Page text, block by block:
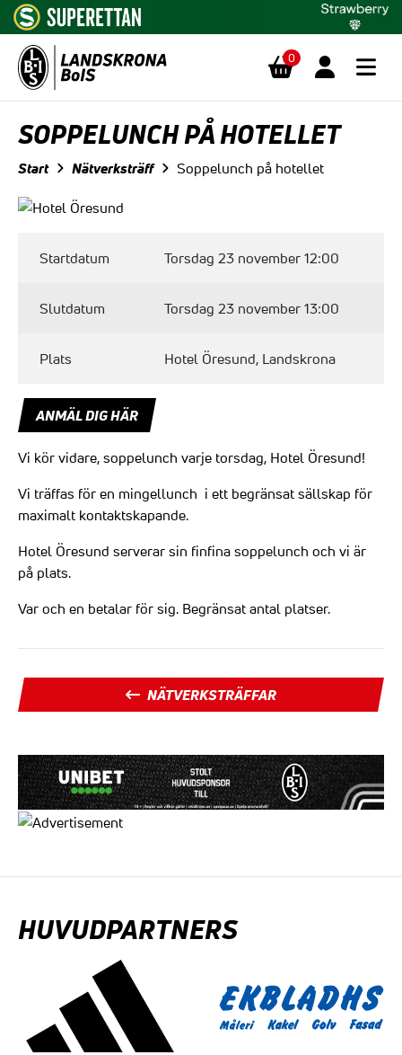
0
SOPPELUNCH PÅ HOTELLET
Start Nätverksträff Soppelunch på hotellet
Startdatum Torsdag 23 november 12:00
Slutdatum Torsdag 23 november 13:00
Plats Hotel Öresund, Landskrona
ANMÄL DIG HÄR
Vi kör vidare, soppelunch varje torsdag, Hotel Öresund!
Vi träffas för en mingellunch i ett begränsat sällskap för
maximalt kontaktskapande.
Hotel Öresund serverar sin finfina soppelunch och vi är
på plats.
Var och en betalar för sig. Begränsat antal platser.
NÄTVERKSTRÄFFAR
HUVUDPARTNERS